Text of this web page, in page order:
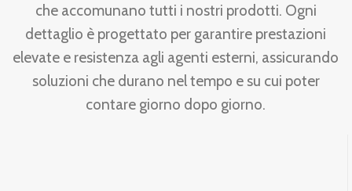
che accomunano tutti i nostri prodotti. Ogni
dettaglio è progettato per garantire prestazioni
elevate e resistenza agli agenti esterni, assicurando
soluzioni che durano nel tempo e su cui poter
contare giorno dopo giorno.